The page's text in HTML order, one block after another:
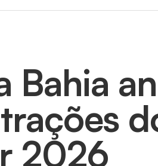
Bahia
2026